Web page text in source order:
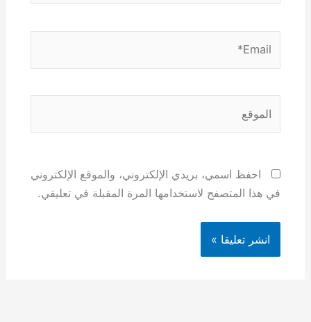
احفظ اسمي، بريدي الإلكتروني، والموقع الإلكتروني
في هذا المتصفح لاستخدامها المرة المقبلة في تعليقي.